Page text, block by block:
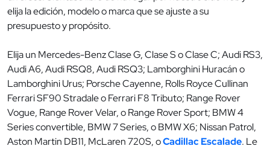
elija la edición, modelo o marca que se ajuste a su
presupuesto y propósito.
Elija un Mercedes-Benz Clase G, Clase S o Clase C; Audi RS3,
Audi A6, Audi RSQ8, Audi RSQ3; Lamborghini Huracán o
Lamborghini Urus; Porsche Cayenne, Rolls Royce Cullinan
Ferrari SF90 Stradale o Ferrari F8 Tributo; Range Rover
Vogue, Range Rover Velar, o Range Rover Sport; BMW 4
Series convertible, BMW 7 Series, o BMW X6; Nissan Patrol,
Aston Martin DB11, McLaren 720S, oCadillac Escalade. Le